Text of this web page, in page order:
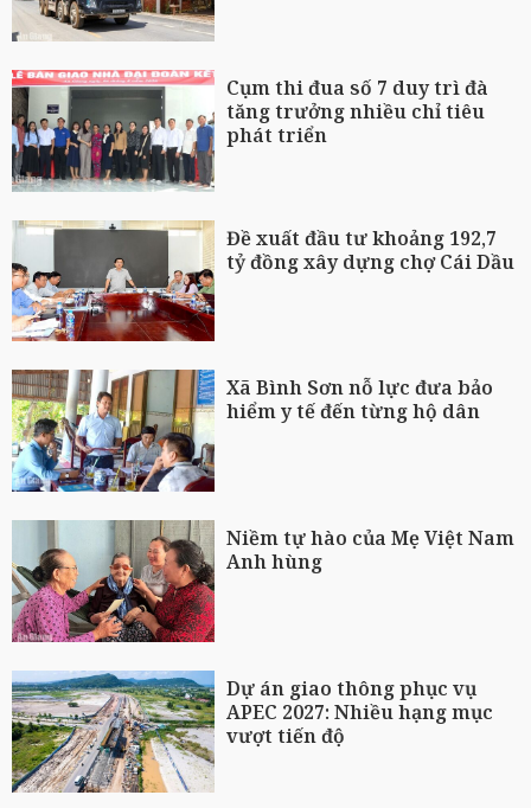
Cụm thi đua số 7 duy trì đà
tăng trưởng nhiều chỉ tiêu
phát triển
Đề xuất đầu tư khoảng 192,7
tỷ đồng xây dựng chợ Cái Dầu
Xã Bình Sơn nỗ lực đưa bảo
hiểm y tế đến từng hộ dân
Niềm tự hào của Mẹ Việt Nam
Anh hùng
Dự án giao thông phục vụ
APEC 2027: Nhiều hạng mục
vượt tiến độ